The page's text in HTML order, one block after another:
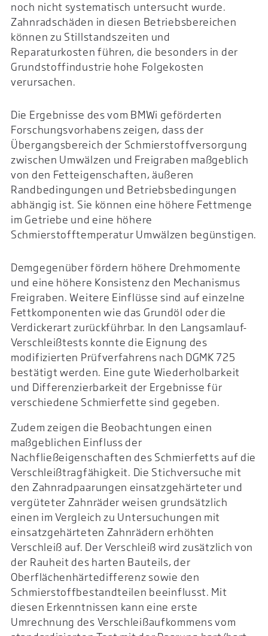
noch nicht systematisch untersucht wurde.
Zahnradschäden in diesen Betriebsbereichen
können zu Stillstandszeiten und
Reparaturkosten führen, die besonders in der
Grundstoffindustrie hohe Folgekosten
verursachen.
Die Ergebnisse des vom BMWi geförderten
Forschungsvorhabens zeigen, dass der
Übergangsbereich der Schmierstoffversorgung
zwischen Umwälzen und Freigraben maßgeblich
von den Fetteigenschaften, äußeren
Randbedingungen und Betriebsbedingungen
abhängig ist. Sie können eine höhere Fettmenge
im Getriebe und eine höhere
Schmierstofftemperatur Umwälzen begünstigen.
Demgegenüber fördern höhere Drehmomente
und eine höhere Konsistenz den Mechanismus
Freigraben. Weitere Einflüsse sind auf einzelne
Fettkomponenten wie das Grundöl oder die
Verdickerart zurückführbar. In den Langsamlauf-
Verschleißtests konnte die Eignung des
modifizierten Prüfverfahrens nach DGMK 725
bestätigt werden. Eine gute Wiederholbarkeit
und Differenzierbarkeit der Ergebnisse für
verschiedene Schmierfette sind gegeben.
Zudem zeigen die Beobachtungen einen
maßgeblichen Einfluss der
Nachfließeigenschaften des Schmierfetts auf die
Verschleißtragfähigkeit. Die Stichversuche mit
den Zahnradpaarungen einsatzgehärteter und
vergüteter Zahnräder weisen grundsätzlich
einen im Vergleich zu Untersuchungen mit
einsatzgehärteten Zahnrädern erhöhten
Verschleiß auf. Der Verschleiß wird zusätzlich von
der Rauheit des harten Bauteils, der
Oberflächenhärtedifferenz sowie den
Schmierstoffbestandteilen beeinflusst. Mit
diesen Erkenntnissen kann eine erste
Umrechnung des Verschleißaufkommens vom